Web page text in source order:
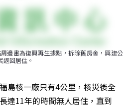
邊畫為復興再生據點，拆除舊房舍，興建公
返回居住。
島核一廠只有4公里，核災後全
達11年的時間無人居住，直到